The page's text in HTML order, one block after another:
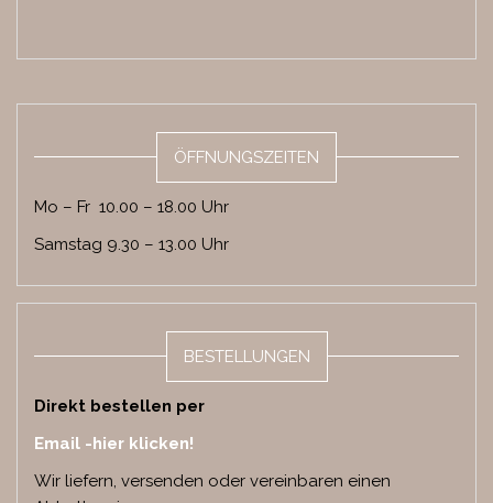
ÖFFNUNGSZEITEN
Mo – Fr 10.00 – 18.00 Uhr
Samstag 9.30 – 13.00 Uhr
BESTELLUNGEN
Direkt bestellen per
Email -hier klicken!
Wir liefern, versenden oder vereinbaren einen